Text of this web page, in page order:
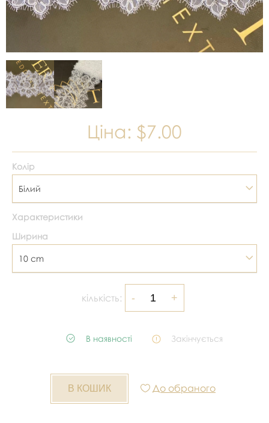
Ціна: $7.00
Колір
Білий
Характеристики
Ширина
10 cm
кількість:
В наявності Закінчується
До обраного